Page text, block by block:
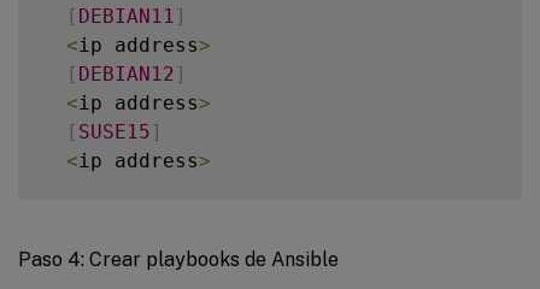
[ DEBIAN11 ]
<ip address>
[ DEBIAN12 ]
<ip address>
[ SUSE15 ]
<ip address>
UBUNTU2004
UBUNTU2204
Paso 4: Crear playbooks de Ansible